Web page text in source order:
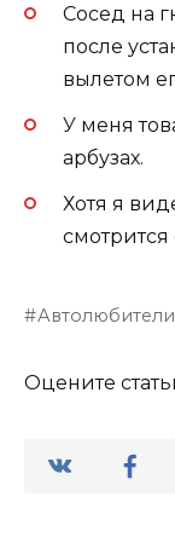
Сосед на
после
вылетом
У меня
арбузах.
Хотя я
смотрится
Автолюбители
Оцените